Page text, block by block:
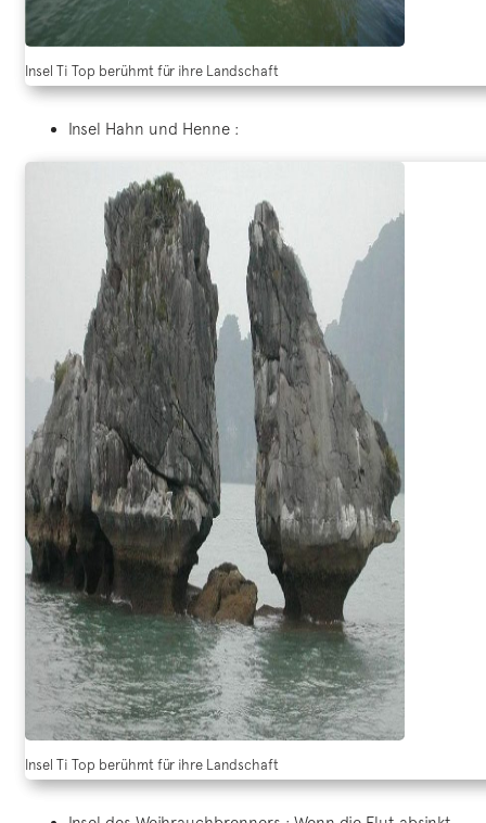
Insel Ti Top berühmt für ihre Landschaft
Insel Hahn und Henne :
Insel Ti Top berühmt für ihre Landschaft